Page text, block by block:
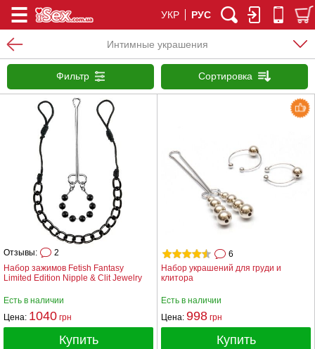
УКР РУС
Интимные украшения
Фильтр Сортировка
Набор зажимов Fetish Fantasy
Limited Edition Nipple & Clit Jewelry
Отзывы: 2
Есть в наличии
Цена: 1040 грн
Купить
Набор украшений для груди и
клитора
6
Есть в наличии
Цена: 998 грн
Купить